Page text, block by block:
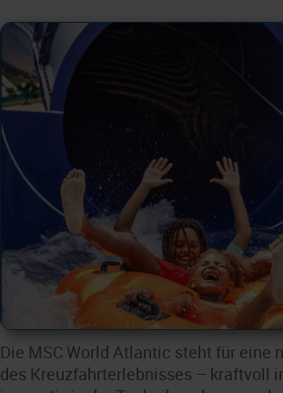
Die MSC World Atlantic steht für eine
des Kreuzfahrterlebnisses – kraftvoll